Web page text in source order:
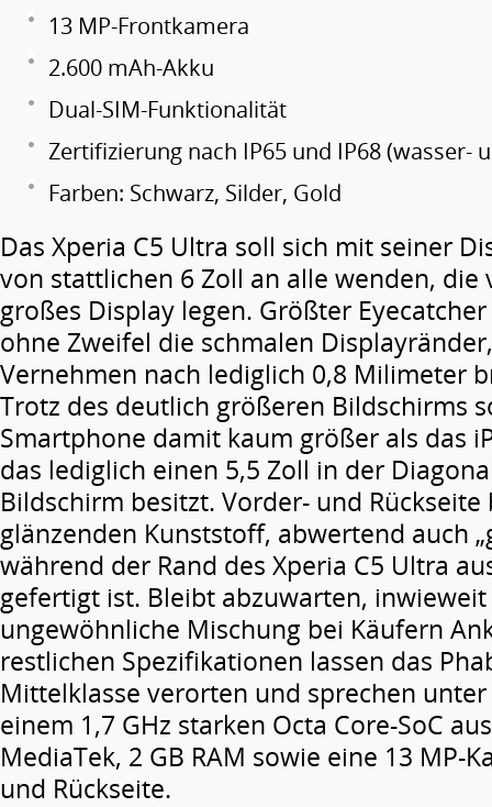
13 MP-Frontkamera
2.600 mAh-Akku
Dual-SIM-Funktionalität
Zertifizierung nach IP65 und IP68 (wasser-
Farben: Schwarz, Silder, Gold
Das Xperia C5 Ultra soll sich mit seiner
von stattlichen 6 Zoll an alle wenden, die
großes Display legen. Größter
ohne Zweifel die schmalen
Vernehmen nach lediglich 0,8 Milimeter
Trotz des deutlich größeren Bildschirms
Smartphone damit kaum größer als das
das lediglich einen 5,5 Zoll in der
Bildschirm besitzt. Vorder- und
glänzenden Kunststoff, abwertend auch
während der Rand des Xperia C5 Ultra
gefertigt ist. Bleibt abzuwarten, inwieweit
ungewöhnliche Mischung bei Käufern
restlichen Spezifikationen lassen das
Mittelklasse verorten und sprechen
einem 1,7 GHz starken Octa Core-SoC
MediaTek, 2 GB RAM sowie eine 13 MP-
und Rückseite.